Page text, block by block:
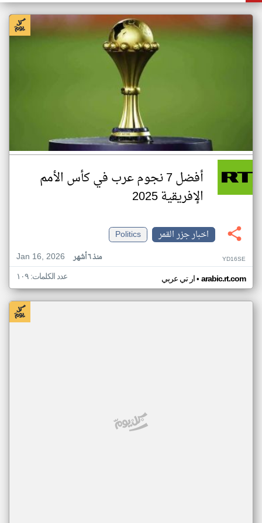
أفضل 7 نجوم عرب في كأس الأمم
الإفريقية 2025
اخبار جزر القمر
Politics
Jan 16, 2026
منذ ٦ أشهر YD16SE
ار تي عربي• arabic.rt.com عدد الكلمات: ١٠٩